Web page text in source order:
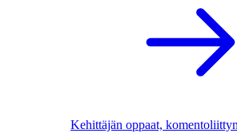
Kehittäjän oppaat,